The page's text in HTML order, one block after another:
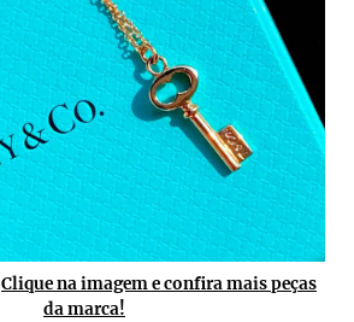
Clique na imagem e confira mais peças
da marca!